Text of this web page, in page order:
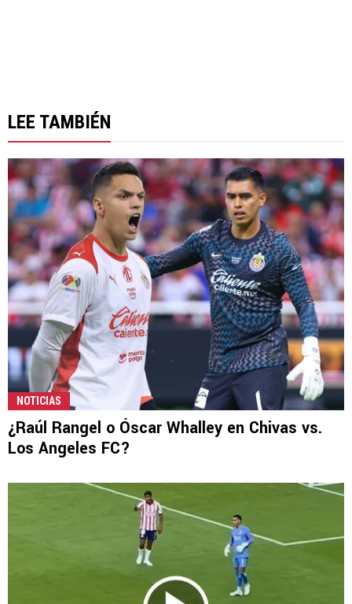
LEE TAMBIÉN
NOTICIAS
¿Raúl Rangel o Óscar Whalley en Chivas vs.
Los Angeles FC?